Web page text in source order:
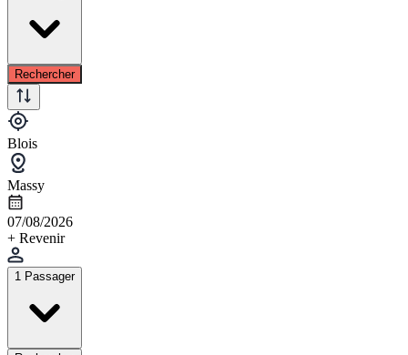
Rechercher
Blois
Massy
07/08/2026
+ Revenir
1 Passager